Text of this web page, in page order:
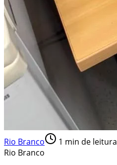
Rio Branco 1 min de leitura
Rio Branco